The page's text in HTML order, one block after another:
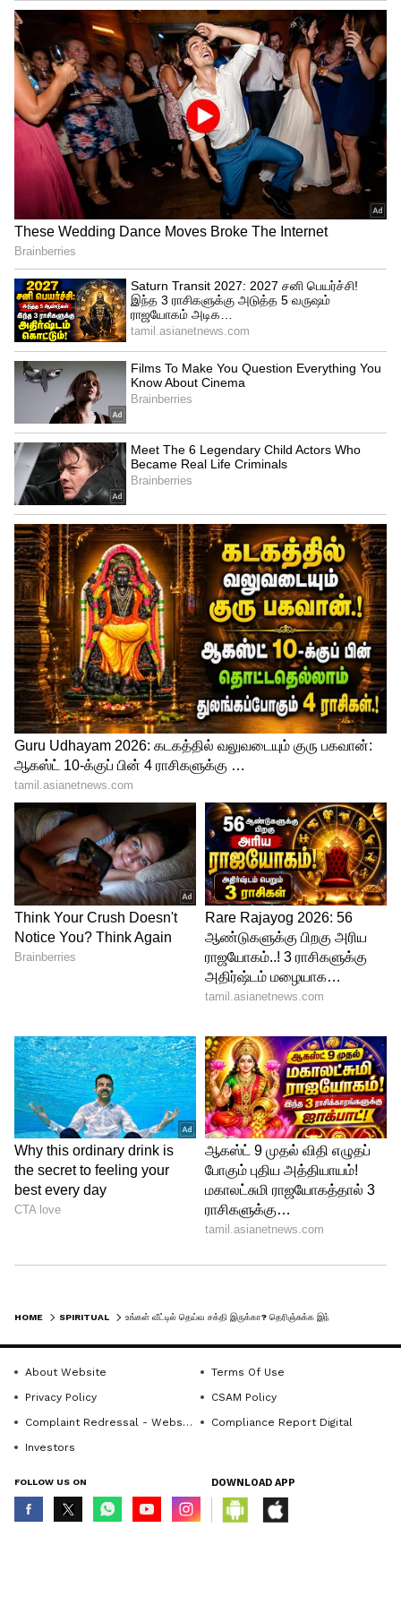
Image Credit :Getty
குழந்தைகள் மற்றும் செல்லப்
பிராணிகளின் ரியாக்ஷன்:
உங்கள் வீட்டு குட்டிப் பாப்பா திடீர்னு
வெறிச்சோடிய சுவரைப் பார்த்து அழகாய்
சிரிக்கும், கை தட்டும். அதேபோல், உங்க
வீட்டு நாய் அல்லது பூனை, யாருமே
இல்லாத ஒரு இடத்தைப் பார்த்து
அமைதியாக வாலாட்டும் அல்லது உற்றுப்
பார்க்கும். மனிதக் கண்களுக்குத் தெரியாத
மெல்லிய தெய்வீக ஆற்றலை
குழந்தைகளாலும், விலங்குகளாலும்
எளிதில் உணர முடியும்.
4
Image Credit :
கனவில் வரும் தொடர் எச்சரிக்கைகள் :
இருந்தால், உங்களுக்கு வரப்போகும் ஏதோ
ஒரு கஷ்டத்தையோ அல்லது நல்ல
விஷயத்தையோ உங்க கனவு மூலமாக
முன்கூட்டியே எச்சரிக்கும். "நாளைக்கு அங்க
போகாதே" அப்படின்னு சொல்ற மாதிரி ஒரு
உள்ளுணர்வு (Gut feeling) உங்க கனவில்
வந்து பலிக்கும். குலதெய்வம் உங்கள்
காப்பாத்துதுன்றதுக்கு இதுதான் சாட்சி.
5
வீட்டுக்குள் நுழையும்போதே மாறும் மூட் :
HOME SPIRITUAL
About Website
Terms Of Use
Privacy Policy
CSAM Policy
Complaint Redressal - Website
Compliance Report Digital
Investors
FOLLOW US ON DOWNLOAD APP